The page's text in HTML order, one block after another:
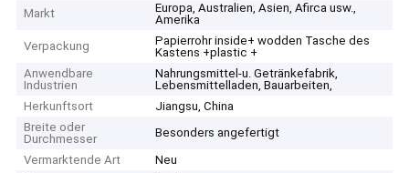
Markt
Europa, Australien, Asien, Afirca usw.,
Amerika
Verpackung
Papierrohr inside+ wodden Tasche des
Kastens +plastic +
Anwendbare
Industrien
Nahrungsmittel-u. Getränkefabrik,
Lebensmittelladen, Bauarbeiten,
Herkunftsort
Jiangsu, China
Breite oder
Durchmesser
Besonders angefertigt
Vermarktende Art
Neu